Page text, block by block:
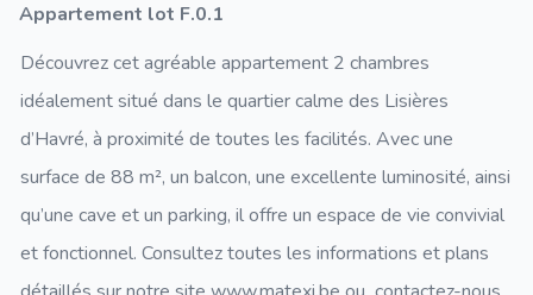
Appartement lot F.0.1
Découvrez cet agréable appartement 2 chambres
idéalement situé dans le quartier calme des Lisières
d’Havré, à proximité de toutes les facilités. Avec une
surface de 88 m², un balcon, une excellente luminosité, ainsi
qu’une cave et un parking, il offre un espace de vie convivial
et fonctionnel. Consultez toutes les informations et plans